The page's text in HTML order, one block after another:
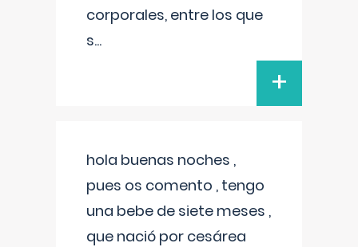
corporales, entre los que
s...
+
hola buenas noches ,
pues os comento , tengo
una bebe de siete meses ,
que nació por cesárea